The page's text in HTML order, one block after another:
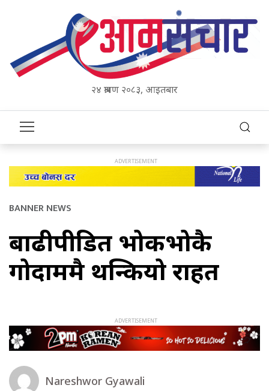
२४ श्रावण २०८३, आइतबार
BANNER NEWS
बाढीपीडित भोकभोकै
गोदाममै थन्कियो राहत
Nareshwor Gyawali